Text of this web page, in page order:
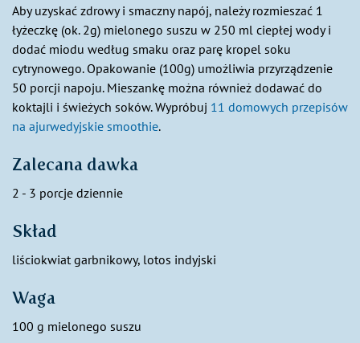
Aby uzyskać zdrowy i smaczny napój, należy rozmieszać 1
łyżeczkę (ok. 2g) mielonego suszu w 250 ml ciepłej wody i
dodać miodu według smaku oraz parę kropel soku
cytrynowego. Opakowanie (100g) umożliwia przyrządzenie
50 porcji napoju. Mieszankę można również dodawać do
koktajli i świeżych soków. Wypróbuj 11 domowych przepisów
na ajurwedyjskie smoothie.
Zalecana dawka
2 - 3 porcje dziennie
Skład
liściokwiat garbnikowy, lotos indyjski
Waga
100 g mielonego suszu